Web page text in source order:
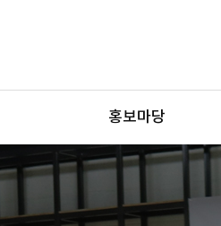
홍보마당